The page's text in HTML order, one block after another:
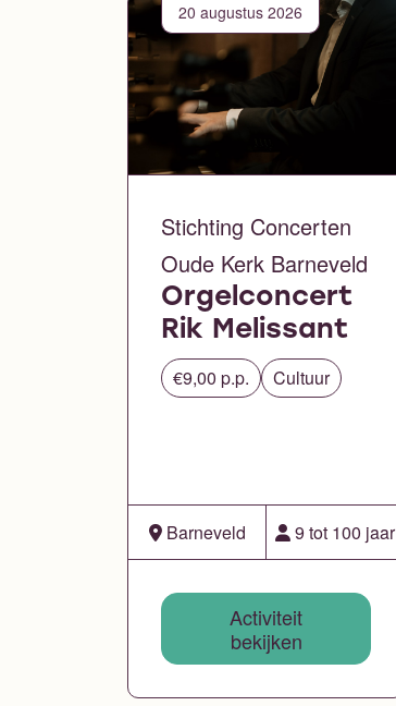
20 augustus 2026
Stichting Concerten
Oude Kerk Barneveld
Orgelconcert
Rik Melissant
€9,00 p.p. Cultuur
Barneveld 9 tot 100 jaar
Activiteit
bekijken